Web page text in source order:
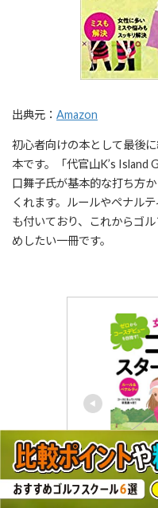
出典元： Amazon
初心者向けの本として最後
本です。「代官山K’s Island
口舞子氏が基本的な打ち方
くれます。ルールやペナル
も付いており、これからゴ
めしたい一冊です。